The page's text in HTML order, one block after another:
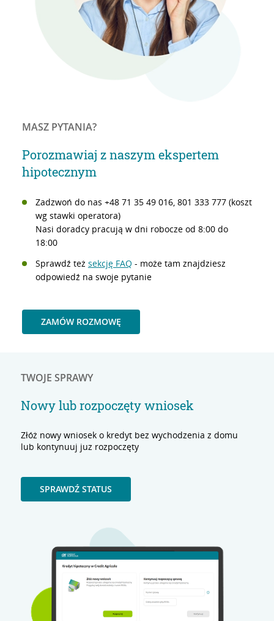
MASZ PYTANIA?
Porozmawiaj z naszym ekspertem
hipotecznym
Zadzwoń do nas +48 71 35 49 016, 801 333 777 (koszt
wg stawki operatora)
Nasi doradcy pracują w dni robocze od 8:00 do
18:00
Sprawdź też sekcję FAQ - może tam znajdziesz
odpowiedź na swoje pytanie
ZAMÓW ROZMOWĘ
TWOJE SPRAWY
Nowy lub rozpoczęty wniosek
Złóż nowy wniosek o kredyt bez wychodzenia z domu
lub kontynuuj juz rozpoczęty
SPRAWDŹ STATUS